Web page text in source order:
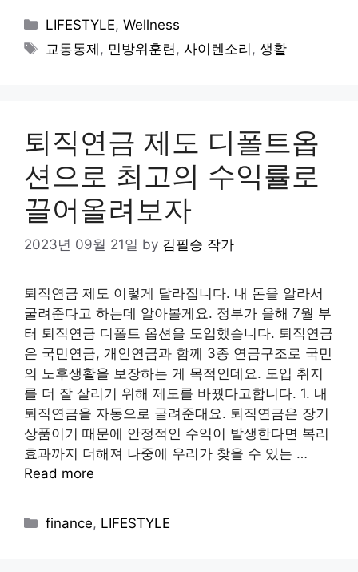
Categories
LIFESTYLE,Wellness
Tags
교통통제 , 민방위훈련 ,사이렌소리 ,생활
퇴직연금 제도 디폴트옵
션으로 최고의 수익률로
끌어올려보자
2023년 09월 21일 by 김필승 작가
퇴직연금 제도 이렇게 달라집니다. 내 돈을 알라서
굴려준다고 하는데 알아볼게요. 정부가 올해 7월 부
터 퇴직연금 디폴트 옵션을 도입했습니다. 퇴직연금
은 국민연금, 개인연금과 함께 3종 연금구조로 국민
의 노후생활을 보장하는 게 목적인데요. 도입 취지
를 더 잘 살리기 위해 제도를 바꿨다고합니다. 1. 내
퇴직연금을 자동으로 굴려준대요. 퇴직연금은 장기
상품이기 때문에 안정적인 수익이 발생한다면 복리
효과까지 더해져 나중에 우리가 찾을 수 있는 …
Read more
Categories
finance, LIFESTYLE